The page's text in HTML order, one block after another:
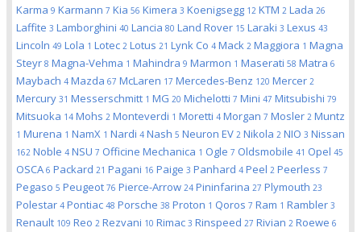
Karma 9 Karmann 7 Kia 56 Kimera 3 Koenigsegg 12 KTM 2 Lada 26
Laffite 3 Lamborghini 40 Lancia 80 Land Rover 15 Laraki 3 Lexus 43
Lincoln 49 Lola 1 Lotec 2 Lotus 21 Lynk Co 4 Mack 2 Maggiora 1 Magna
Steyr 8 Magna-Vehma 1 Mahindra 9 Marmon 1 Maserati 58 Matra 6
Maybach 4 Mazda 67 McLaren 17 Mercedes-Benz 120 Mercer 2
Mercury 31 Messerschmitt 1 MG 20 Michelotti 7 Mini 47 Mitsubishi 79
Mitsuoka 14 Mohs 2 Monteverdi 1 Moretti 4 Morgan 7 Mosler 2 Muntz
1 Murena 1 NamX 1 Nardi 4 Nash 5 Neuron EV 2 Nikola 2 NIO 3 Nissan
162 Noble 4 NSU 7 Officine Mechanica 1 Ogle 7 Oldsmobile 41 Opel 45
OSCA 6 Packard 21 Pagani 16 Paige 3 Panhard 4 Peel 2 Peerless 7
Pegaso 5 Peugeot 76 Pierce-Arrow 24 Pininfarina 27 Plymouth 23
Polestar 4 Pontiac 48 Porsche 38 Proton 1 Qoros 7 Ram 1 Rambler 3
Renault 109 Reo 2 Rezvani 10 Rimac 3 Rinspeed 27 Rivian 2 Roewe 6